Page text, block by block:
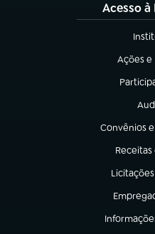
Acesso
Ações e
(abre
(abre
Convênios
(abre em
Receitas
(abre
(abre em
(abre em
(abre em